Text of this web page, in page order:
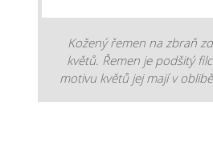
Kožený řemen na zbraň
květů. Řemen je podšitý
motivu květů jej mají v